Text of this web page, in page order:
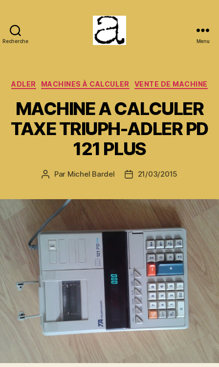
Recherche Menu
Catégories
ADLER MACHINES À CALCULER VENTE DE MACHINE
MACHINE A CALCULER
TAXE TRIUPH-ADLER PD
121 PLUS
Auteur
Par Michel Bardel
Date21/03/2015